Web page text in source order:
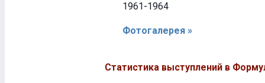
1961-1964
Фотогалерея »
Статистика выступлений в